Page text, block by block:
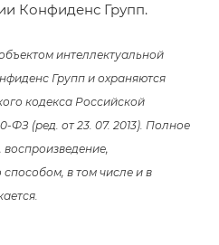
Конфиденс Групп.
интеллектуальной
Групп и охраняются
кодекса Российской
ФЗ (ред. от 23. 07. 2013). Полное
в том числе и в